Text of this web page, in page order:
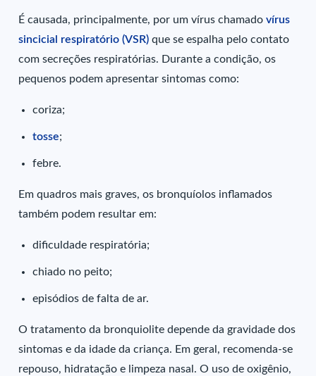
É causada, principalmente, por um vírus chamadovírus
sincicial respiratório (VSR) que se espalha pelo contato
com secreções respiratórias. Durante a condição, os
pequenos podem apresentar sintomas como:
coriza;
tosse;
febre.
Em quadros mais graves, os bronquíolos inflamados
também podem resultar em:
dificuldade respiratória;
chiado no peito;
episódios de falta de ar.
O tratamento da bronquiolite depende da gravidade dos
sintomas e da idade da criança. Em geral, recomenda-se
repouso, hidratação e limpeza nasal. O uso de oxigênio,